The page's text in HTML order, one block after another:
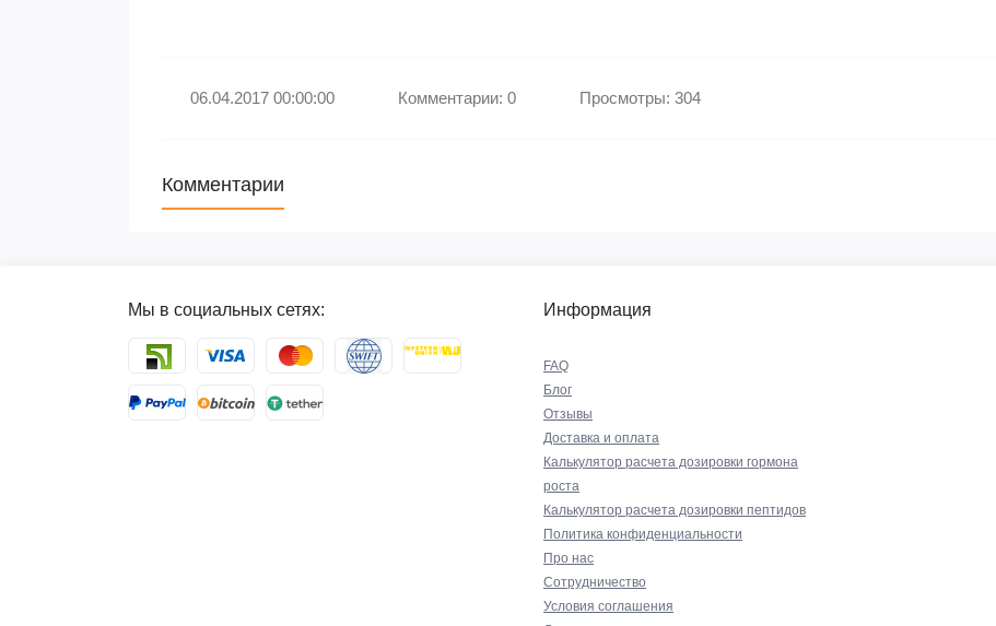
06.04.2017 00:00:00 Комментарии: 0 Просмотры: 304
Комментарии
Мы в социальных сетях: Информация
FAQ
Блог
Отзывы
Доставка и оплата
Калькулятор расчета дозировки гормона
роста
Калькулятор расчета дозировки пептидов
Политика конфиденциальности
Про нас
Сотрудничество
Условия соглашения